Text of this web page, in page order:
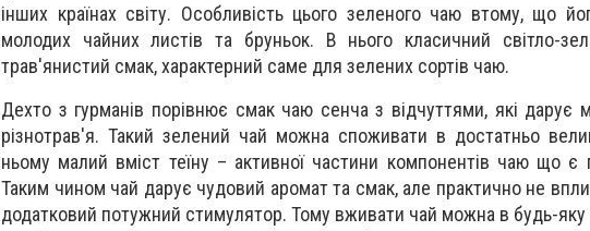
інших країнах світу. Особливість цього зеленого чаю втому, що
молодих чайних листів та бруньок. В нього класичний світло-
трав'янистий смак, характерний саме для зелених сортів чаю.
Дехто з гурманів порівнює смак чаю сенча з відчуттями, які дарує
різнотрав'я. Такий зелений чай можна споживати в достатньо
ньому малий вміст теїну – активної частини компонентів чаю що є
Таким чином чай дарує чудовий аромат та смак, але практично не
додатковий потужний стимулятор. Тому вживати чай можна в будь-яку